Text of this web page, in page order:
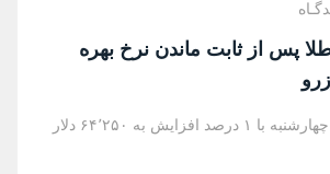
پس از ثابت ماندن نرخ بهره
قیمت بیتکوین صبح چهارشنبه با ۱ درصد افزایش به ۶۴٬۲۵۰ دلار